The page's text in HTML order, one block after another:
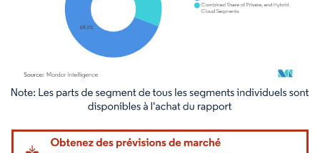
Image © Mordor Intelligence. La réutilisation nécessite une attribution sous CC BY